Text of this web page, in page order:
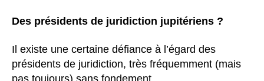
Des présidents de juridiction jupitériens ?
Il existe une certaine défiance à l’égard des
présidents de juridiction, très fréquemment (mais
pas toujours) sans fondement.